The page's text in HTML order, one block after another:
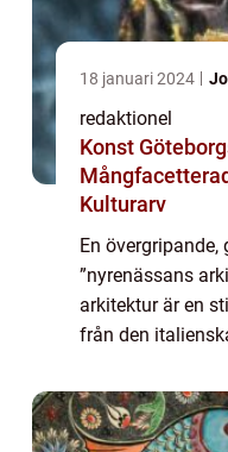
18 januari 2024
redaktionel
Konst
Kulturarv
En
”nyrenässans
arkitektur är en
från den
av de mest